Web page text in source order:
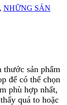
, NHỮNG SẢN
sản phẩm
để có thể chọn
phù hợp nhất,
quá to hoặc